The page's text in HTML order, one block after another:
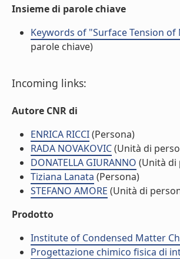
Insieme di parole chiave
Keywords of "Surface Tension
parole chiave)
Incoming links:
Autore CNR di
ENRICA RICCI(Persona)
RADA NOVAKOVIC(Unità di
DONATELLA GIURANNO (Unità di
Tiziana Lanata (Persona)
STEFANO AMORE (Unità di
Prodotto
Institute of Condensed Matter
Progettazione chimico fisica di